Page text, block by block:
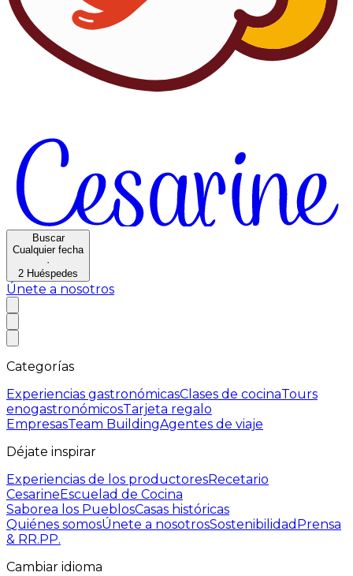
Buscar
Cualquier fecha
·
2 Huéspedes
Únete a nosotros
Categorías
Experiencias gastronómicasClases de cocinaTours
enogastronómicosTarjeta regalo
EmpresasTeam BuildingAgentes de viaje
Déjate inspirar
Experiencias de los productoresRecetario
CesarineEscuelad de Cocina
Saborea los PueblosCasas históricas
Quiénes somosÚnete a nosotrosSostenibilidad Prensa
& RR.PP.
Cambiar idioma